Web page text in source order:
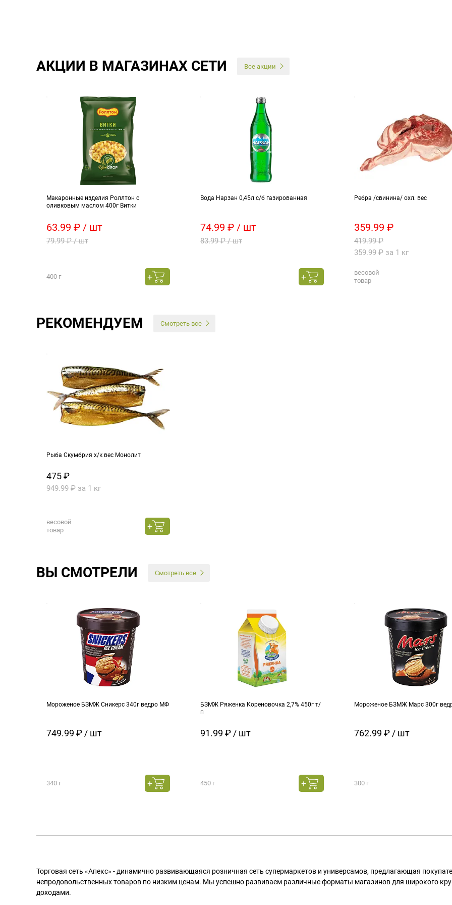
АКЦИИ В МАГАЗИНАХ СЕТИ Все акции
Макаронные изделия Роллтон с
оливковым маслом 400г Витки
63.99 ₽ / шт
79.99 ₽ / шт
400 г
Вода Нарзан 0,45л с/б газированная
74.99 ₽ / шт
83.99 ₽ / шт
Ребра /свинина/ охл. вес
359.99 ₽
419.99 ₽
359.99 ₽ за 1 кг
весовой
товар
РЕКОМЕНДУЕМ Смотреть все
Рыба Скумбрия х/к вес Монолит
475 ₽
949.99 ₽ за 1 кг
весовой
товар
ВЫ СМОТРЕЛИ Смотреть все
Мороженое БЗМЖ Сникерс 340г ведро МФ
749.99 ₽ / шт
340 г
БЗМЖ Ряженка Кореновочка 2,7% 450г т/
п
91.99 ₽ / шт
450 г
Мороженое БЗМЖ Марс 300г
762.99 ₽ / шт
300 г
Торговая сеть «Апекс» - динамично развивающаяся розничная сеть супермаркетов и универсамов, предлагающая
непродовольственных товаров по низким ценам. Мы успешно развиваем различные форматы магазинов для широкого
доходами.